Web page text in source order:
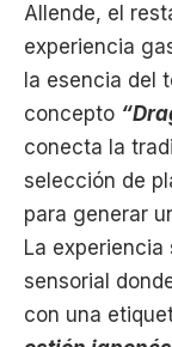
Allende, el
experiencia
la esencia del
concepto
conecta la
selección de
para generar
La
sensorial
con una